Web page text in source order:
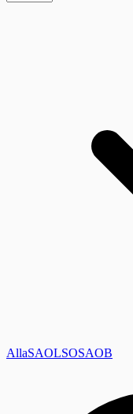
AllaSAOLSOSAOB